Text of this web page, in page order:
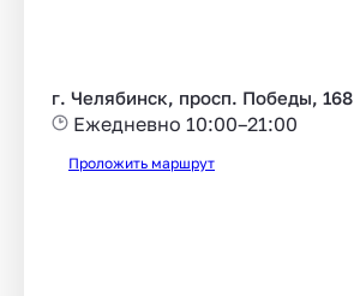
г. Челябинск, просп. Победы, 168
Ежедневно 10:00–21:00
Проложить маршрут